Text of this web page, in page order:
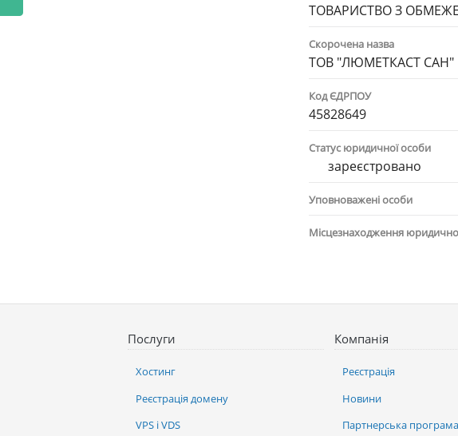
ТОВАРИСТВО З
Скорочена назва
ТОВ "ЛЮМЕТКАСТ САН"
Код ЄДРПОУ
45828649
Статус юридичної особи
зареєстровано
Уповноважені особи
Місцезнаходження
Послуги
Хостинг
Реєстрація домену
VPS і VDS
Компанія
Реєстрація
Новини
Партнерська програма